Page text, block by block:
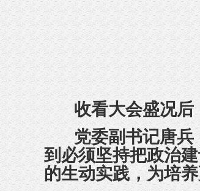
收看大会盛况后
党委副书记唐兵
到必须坚持把政治
的生动实践，为培养